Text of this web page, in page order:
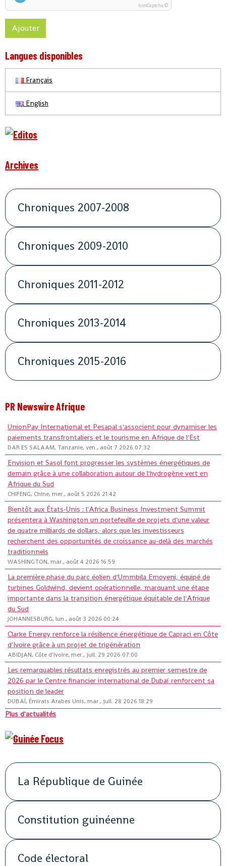
IconCaptcha ©
Ajouter
Langues disponibles
Français
English
Archives
Chroniques 2007-2008
Chroniques 2009-2010
Chroniques 2011-2012
Chroniques 2013-2014
Chroniques 2015-2016
PR Newswire Afrique
UnionPay International et Pesapal s'associent pour dynamiser les
paiements transfrontaliers et le tourisme en Afrique de l'Est
DAR ES SALAAM, Tanzanie, ven., août 7 2026 07:32
Envision et Sasol font progresser les systèmes énergétiques de
demain grâce à une collaboration autour de l'hydrogène vert en
Afrique du Sud
CHIFENG, Chine, mer., août 5 2026 21:42
Bientôt aux États-Unis : l'Africa Business Investment Summit
présentera à Washington un portefeuille de projets d'une valeur
de quatre milliards de dollars, alors que les investisseurs
recherchent des opportunités de croissance au-delà des marchés
traditionnels
WASHINGTON, mar., août 4 2026 16:59
La première phase du parc éolien d'Ummbila Emoyeni, équipé de
turbines Goldwind, devient opérationnelle, marquant une étape
importante dans la transition énergétique équitable de l'Afrique
du Sud
JOHANNESBURG, lun., août 3 2026 00:24
Clarke Energy renforce la résilience énergétique de Capraci en Côte
d'Ivoire grâce à un projet de trigénération
ABIDJAN, Côte d'Ivoire, mer., juil. 29 2026 07:00
Les remarquables résultats enregistrés au premier semestre de
2026 par le Centre financier international de Dubaï renforcent sa
position de leader
DUBAÏ, Émirats Arabes Unis, mar., juil. 28 2026 18:29
Plus d'actualités
La République de Guinée
Constitution guinéenne
Code électoral